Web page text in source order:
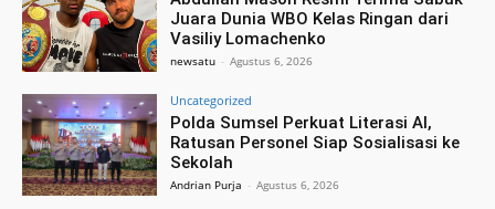
Juara Dunia WBO Kelas Ringan dari
Vasiliy Lomachenko
newsatu - Agustus 6, 2026
Uncategorized
Polda Sumsel Perkuat Literasi AI,
Ratusan Personel Siap Sosialisasi ke
Sekolah
Andrian Purja - Agustus 6, 2026